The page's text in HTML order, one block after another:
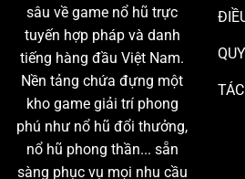
sâu về game nổ hũ trực
tuyến hợp pháp và danh
tiếng hàng đầu Việt Nam.
Nền tảng chứa đựng một
kho game giải trí phong
phú như nổ hũ đổi thưởng,
nổ hũ phong thần... sẵn
sàng phục vụ mọi nhu cầu